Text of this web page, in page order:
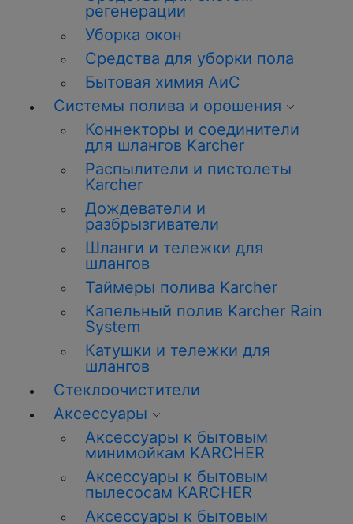
регенерации
Уборка окон
Средства для уборки пола
Бытовая химия АиС
Системы полива и орошения
Коннекторы и соединители
для шлангов Karcher
Распылители и пистолеты
Karcher
Дождеватели и
разбрызгиватели
Шланги и тележки для
шлангов
Таймеры полива Karcher
Капельный полив Karcher Rain
System
Катушки и тележки для
шлангов
Стеклоочистители
Аксессуары
Аксессуары к бытовым
минимойкам KARCHER
Аксессуары к бытовым
пылесосам KARCHER
Аксессуары к бытовым